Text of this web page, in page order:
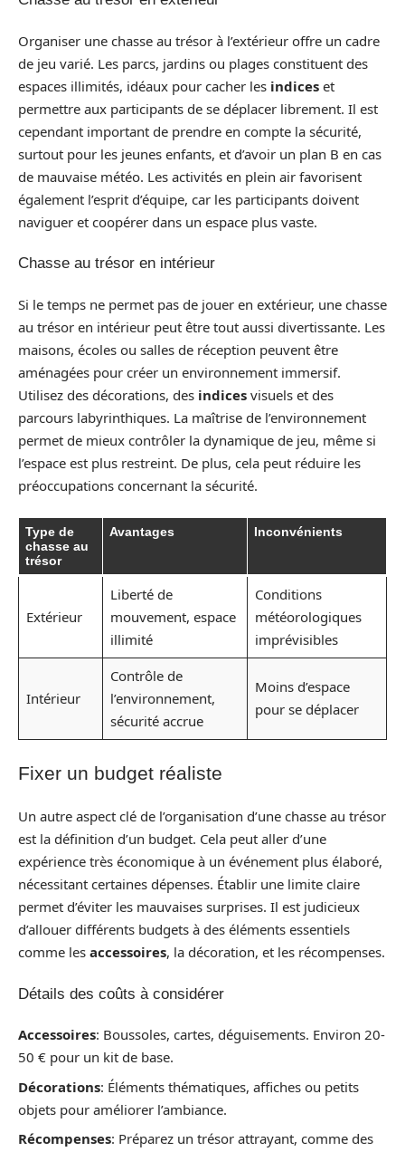
Organiser une chasse au trésor à l’extérieur offre un cadre
de jeu varié. Les parcs, jardins ou plages constituent des
espaces illimités, idéaux pour cacher les indices et
permettre aux participants de se déplacer librement. Il est
cependant important de prendre en compte la sécurité,
surtout pour les jeunes enfants, et d’avoir un plan B en cas
de mauvaise météo. Les activités en plein air favorisent
également l’esprit d’équipe, car les participants doivent
naviguer et coopérer dans un espace plus vaste.
Chasse au trésor en intérieur
Si le temps ne permet pas de jouer en extérieur, une chasse
au trésor en intérieur peut être tout aussi divertissante. Les
maisons, écoles ou salles de réception peuvent être
aménagées pour créer un environnement immersif.
Utilisez des décorations, des indices visuels et des
parcours labyrinthiques. La maîtrise de l’environnement
permet de mieux contrôler la dynamique de jeu, même si
l’espace est plus restreint. De plus, cela peut réduire les
préoccupations concernant la sécurité.
Type de
chasse au
trésor
Avantages Inconvénients
Extérieur
Liberté de
mouvement, espace
illimité
Conditions
météorologiques
imprévisibles
Intérieur
Contrôle de
l’environnement,
sécurité accrue
Moins d’espace
pour se déplacer
Fixer un budget réaliste
Un autre aspect clé de l’organisation d’une chasse au trésor
est la définition d’un budget. Cela peut aller d’une
expérience très économique à un événement plus élaboré,
nécessitant certaines dépenses. Établir une limite claire
permet d’éviter les mauvaises surprises. Il est judicieux
d’allouer différents budgets à des éléments essentiels
comme les accessoires, la décoration, et les récompenses.
Détails des coûts à considérer
Accessoires: Boussoles, cartes, déguisements. Environ 20-
50 € pour un kit de base.
Décorations: Éléments thématiques, affiches ou petits
objets pour améliorer l’ambiance.
Récompenses: Préparez un trésor attrayant, comme des